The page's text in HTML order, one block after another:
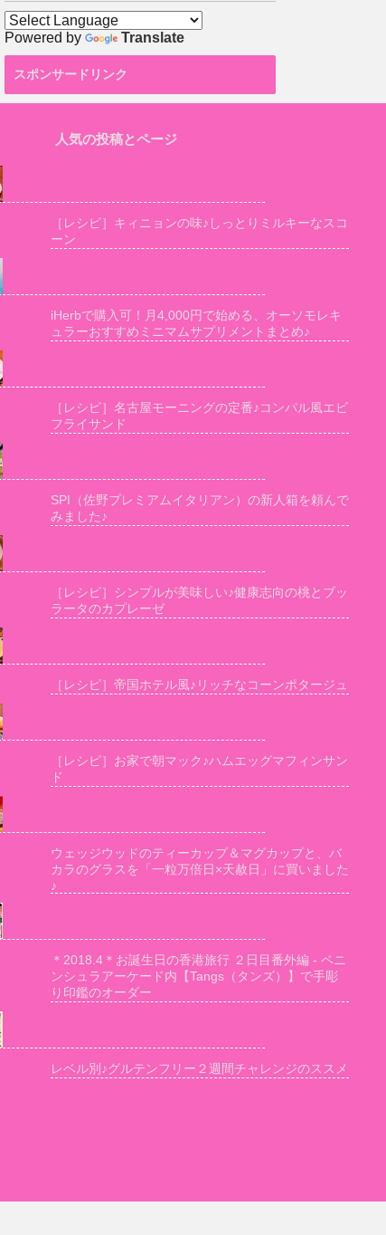
Powered by Translate
スポンサードリンク
人気の投稿とページ
［レシピ］キィニョンの味♪しっとりミルキーなスコ
ーン
iHerbで購入可！月4,000円で始める、オーソモレキ
ュラーおすすめミニマムサプリメントまとめ♪
［レシピ］名古屋モーニングの定番♪コンパル風エビ
フライサンド
SPI（佐野プレミアムイタリアン）の新人箱を頼んで
みました♪
［レシピ］シンプルが美味しい♪健康志向の桃とブッ
ラータのカプレーゼ
［レシピ］帝国ホテル風♪リッチなコーンポタージュ
［レシピ］お家で朝マック♪ハムエッグマフィンサン
ド
ウェッジウッドのティーカップ＆マグカップと、バ
カラのグラスを「一粒万倍日×天赦日」に買いました
♪
＊2018.4＊お誕生日の香港旅行 ２日目番外編 - ペニ
ンシュラアーケード内【Tangs（タンズ）】で手彫
り印鑑のオーダー
レベル別♪グルテンフリー２週間チャレンジのススメ